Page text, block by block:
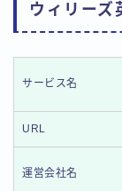
ウィリーズ
サービス名
URL
運営会社名